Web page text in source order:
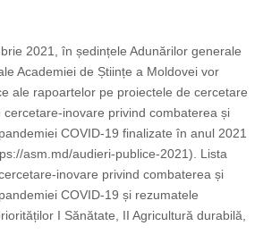
2021, în ședințele Adunărilor generale
Academiei de Științe a Moldovei vor
ale rapoartelor pe proiectele de cercetare
inovare privind combaterea și
COVID-19 finalizate în anul 2021
asm.md/audieri-publice-2021). Lista
inovare privind combaterea și
COVID-19 și rezumatele
I Sănătate, II Agricultură durabilă,